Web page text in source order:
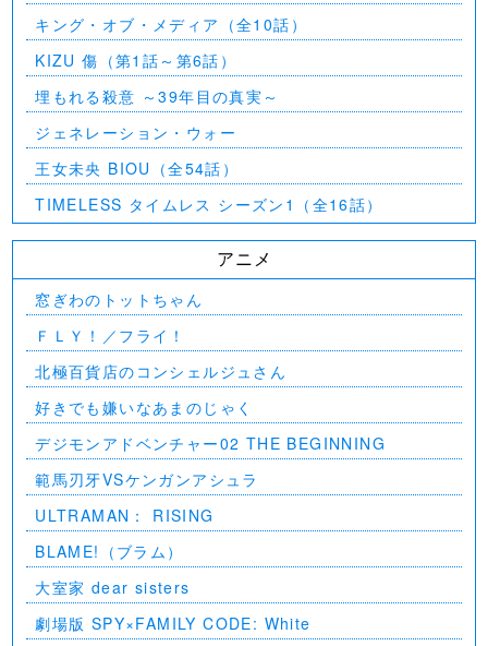
キング・オブ・メディア（全10話）
KIZU 傷（第1話～第6話）
埋もれる殺意 ～39年目の真実～
ジェネレーション・ウォー
王女未央 BIOU（全54話）
TIMELESS タイムレス シーズン1（全16話）
アニメ
窓ぎわのトットちゃん
ＦＬＹ！／フライ！
北極百貨店のコンシェルジュさん
好きでも嫌いなあまのじゃく
デジモンアドベンチャー02 THE BEGINNING
範馬刃牙VSケンガンアシュラ
ULTRAMAN： RISING
BLAME!（ブラム）
大室家 dear sisters
劇場版 SPY×FAMILY CODE: White